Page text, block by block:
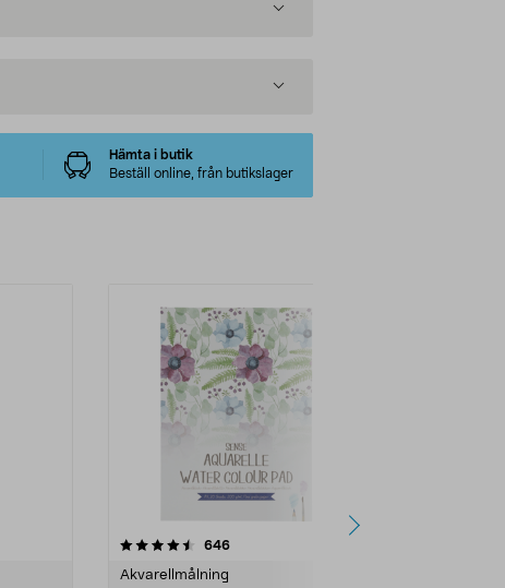
Hämta i butik
Beställ online, från butikslager
646recensioner
Akvarellmålning
4.0 av 5 stjärnor